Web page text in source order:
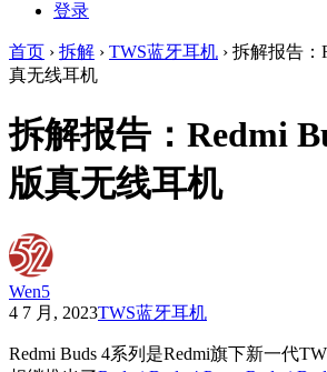
登录
首页 › 拆解 › TWS蓝牙耳机 › 拆解报告：
真无线耳机
拆解报告：Redmi
版真无线耳机
Wen5
4 7 月, 2023TWS蓝牙耳机
Redmi Buds 4系列是Redmi旗下新一代